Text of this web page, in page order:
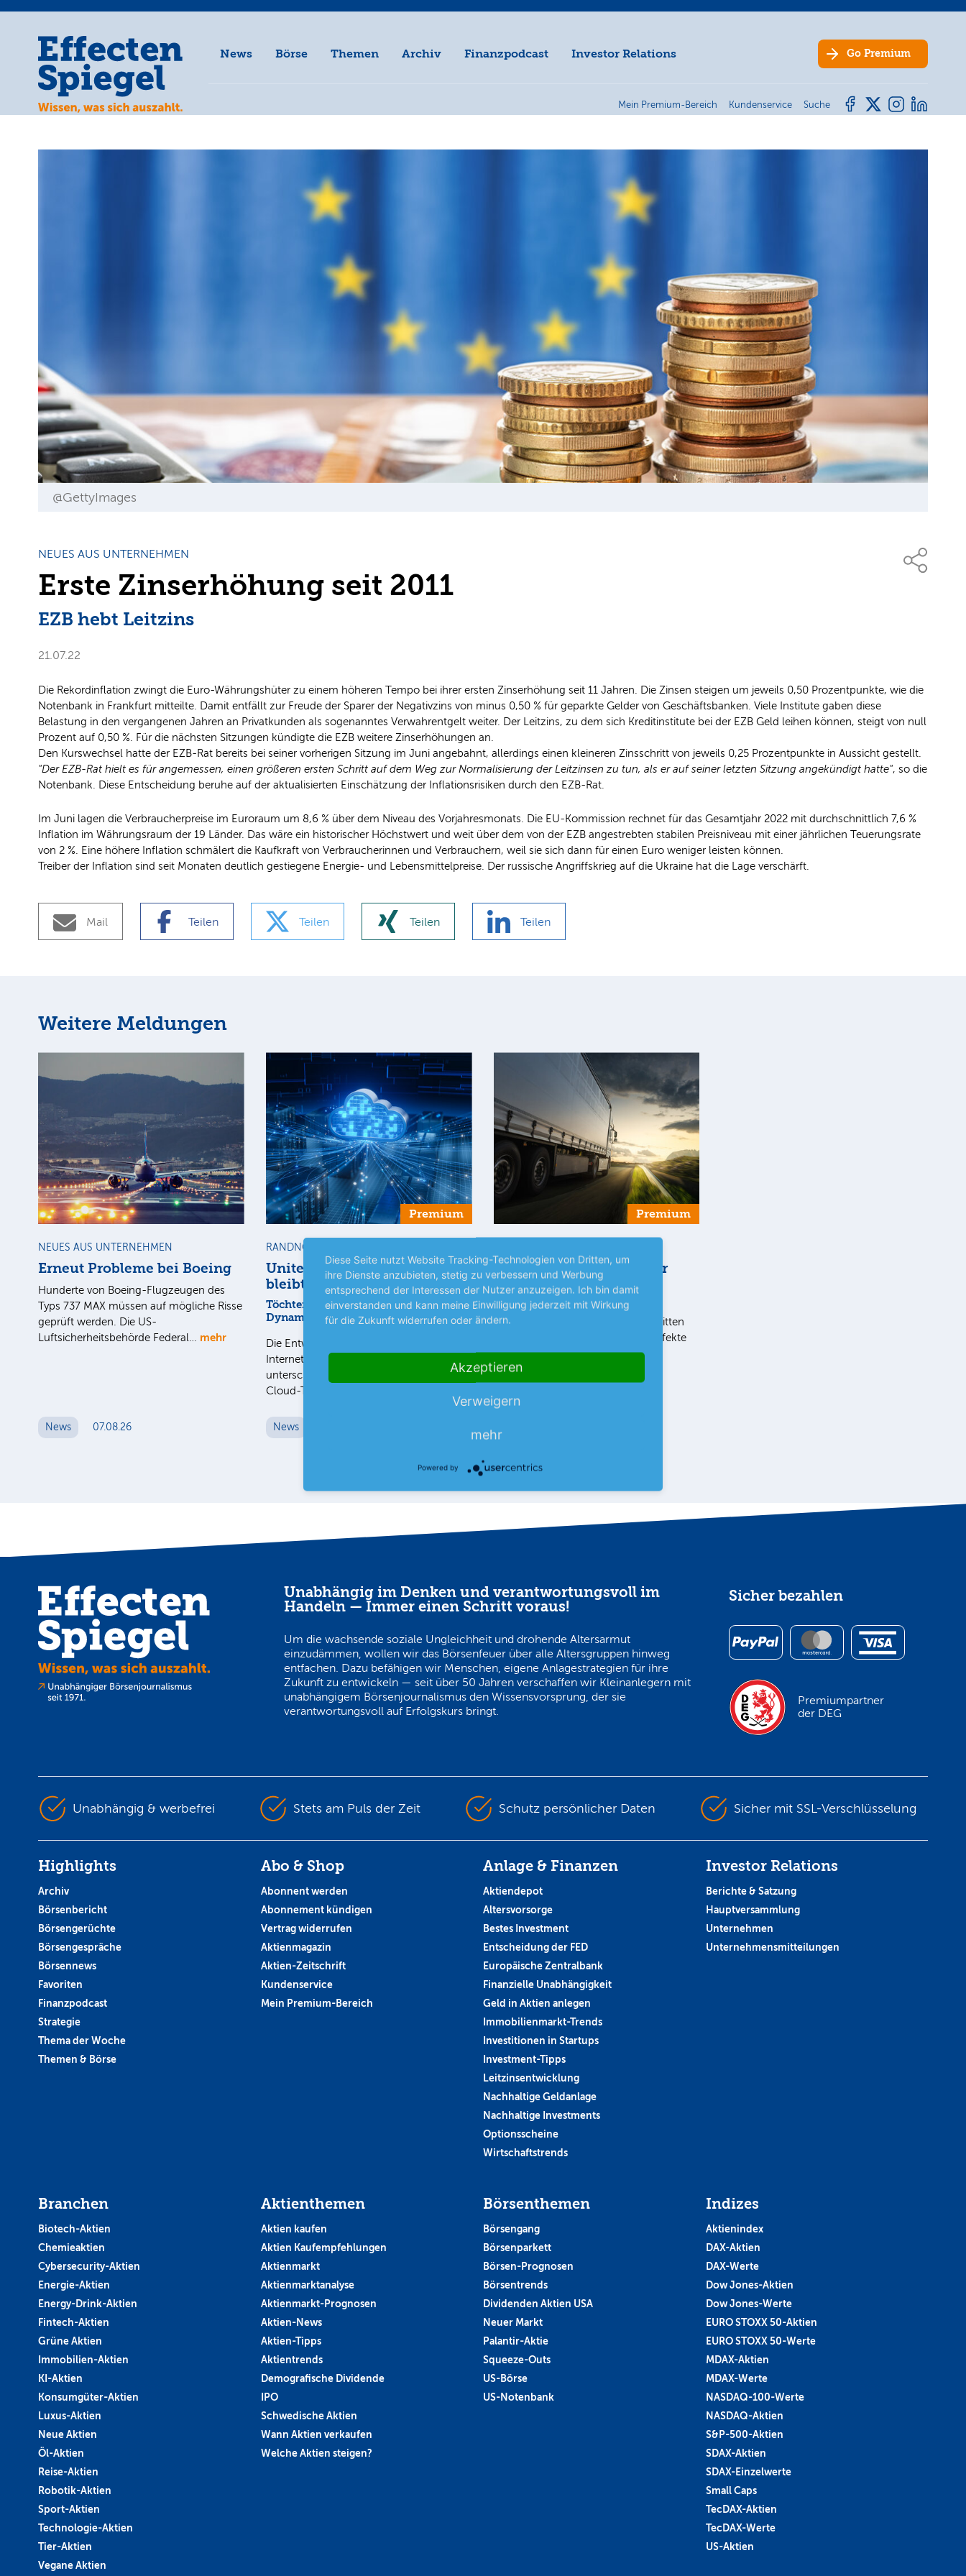
News Börse Themen Archiv Finanzpodcast Investor Relations Go Premium
Mein Premium-Bereich Kundenservice Suche
@GettyImages
NEUES AUS UNTERNEHMEN
Erste Zinserhöhung seit 2011
EZB hebt Leitzins
21.07.22
Die Rekordinflation zwingt die Euro-Währungshüter zu einem höheren Tempo bei ihrer ersten Zinserhöhung seit 11 Jahren. Die Zinsen steigen um jeweils 0,50 Prozentpunkte, wie die
Notenbank in Frankfurt mitteilte. Damit entfällt zur Freude der Sparer der Negativzins von minus 0,50 % für geparkte Gelder von Geschäftsbanken. Viele Institute gaben diese
Belastung in den vergangenen Jahren an Privatkunden als sogenanntes Verwahrentgelt weiter. Der Leitzins, zu dem sich Kreditinstitute bei der EZB Geld leihen können, steigt von null
Prozent auf 0,50 %. Für die nächsten Sitzungen kündigte die EZB weitere Zinserhöhungen an.
Den Kurswechsel hatte der EZB-Rat bereits bei seiner vorherigen Sitzung im Juni angebahnt, allerdings einen kleineren Zinsschritt von jeweils 0,25 Prozentpunkte in Aussicht gestellt.
"Der EZB-Rat hielt es für angemessen, einen größeren ersten Schritt auf dem Weg zur Normalisierung der Leitzinsen zu tun, als er auf seiner letzten Sitzung angekündigt hatte", so die
Notenbank. Diese Entscheidung beruhe auf der aktualisierten Einschätzung der Inflationsrisiken durch den EZB-Rat.
Im Juni lagen die Verbraucherpreise im Euroraum um 8,6 % über dem Niveau des Vorjahresmonats. Die EU-Kommission rechnet für das Gesamtjahr 2022 mit durchschnittlich 7,6 %
Inflation im Währungsraum der 19 Länder. Das wäre ein historischer Höchstwert und weit über dem von der EZB angestrebten stabilen Preisniveau mit einer jährlichen Teuerungsrate
von 2 %. Eine höhere Inflation schmälert die Kaufkraft von Verbraucherinnen und Verbrauchern, weil sie sich dann für einen Euro weniger leisten können.
Treiber der Inflation sind seit Monaten deutlich gestiegene Energie- und Lebensmittelpreise. Der russische Angriffskrieg auf die Ukraine hat die Lage verschärft.
Mail Teilen Teilen Teilen Teilen
Weitere Meldungen
NEUES AUS UNTERNEHMEN
Erneut Probleme bei Boeing
Hunderte von Boeing-Flugzeugen des
Typs 737 MAX müssen auf mögliche Risse
geprüft werden. Die US-
Luftsicherheitsbehörde Federal… mehr
News 07.08.26
Premium
RANDNOTIZEN
United Internet-Familie
bleibt auf Kurs
Töchter mit unterschiedlicher
Dynamik
Die Entwicklung innerhalb der United-
Internet-Familie könnte derzeit kaum
unterschiedlicher ausfallen. Während
Cloud-Tochter IONOS…
News
Premium
SAF-Holland bleibt in der
Spur
Der Nutzfahrzeugzulieferer hat im
1. Halbjahr etwas besser abgeschnitten
als erwartet. Dazu trugen Skaleneffekte
und Sparmaßnahmen…mehr
Unabhängig im Denken und verantwortungsvoll im
Handeln — Immer einen Schritt voraus!
Um die wachsende soziale Ungleichheit und drohende Altersarmut
einzudämmen, wollen wir das Börsenfeuer über alle Altersgruppen hinweg
entfachen. Dazu befähigen wir Menschen, eigene Anlagestrategien für ihre
Zukunft zu entwickeln — seit über 50 Jahren verschaffen wir Kleinanlegern mit
unabhängigem Börsenjournalismus den Wissensvorsprung, der sie
verantwortungsvoll auf Erfolgskurs bringt.
Sicher bezahlen
Premiumpartner
der DEG
Unabhängig & werbefrei Stets am Puls der Zeit Schutz persönlicher Daten Sicher mit SSL-Verschlüsselung
Highlights
Archiv
Börsenbericht
Börsengerüchte
Börsengespräche
Börsennews
Favoriten
Finanzpodcast
Strategie
Thema der Woche
Themen & Börse
Abo & Shop
Abonnent werden
Abonnement kündigen
Vertrag widerrufen
Aktienmagazin
Aktien-Zeitschrift
Kundenservice
Mein Premium-Bereich
Anlage & Finanzen
Aktiendepot
Altersvorsorge
Bestes Investment
Entscheidung der FED
Europäische Zentralbank
Finanzielle Unabhängigkeit
Geld in Aktien anlegen
Immobilienmarkt-Trends
Investitionen in Startups
Investment-Tipps
Leitzinsentwicklung
Nachhaltige Geldanlage
Nachhaltige Investments
Optionsscheine
Wirtschaftstrends
Investor Relations
Berichte & Satzung
Hauptversammlung
Unternehmen
Unternehmensmitteilungen
Branchen
Biotech-Aktien
Chemieaktien
Cybersecurity-Aktien
Energie-Aktien
Energy-Drink-Aktien
Fintech-Aktien
Grüne Aktien
Immobilien-Aktien
KI-Aktien
Konsumgüter-Aktien
Luxus-Aktien
Neue Aktien
Öl-Aktien
Reise-Aktien
Robotik-Aktien
Sport-Aktien
Technologie-Aktien
Tier-Aktien
Vegane Aktien
Aktienthemen
Aktien kaufen
Aktien Kaufempfehlungen
Aktienmarkt
Aktienmarktanalyse
Aktienmarkt-Prognosen
Aktien-News
Aktien-Tipps
Aktientrends
Demografische Dividende
IPO
Schwedische Aktien
Wann Aktien verkaufen
Welche Aktien steigen?
Börsenthemen
Börsengang
Börsenparkett
Börsen-Prognosen
Börsentrends
Dividenden Aktien USA
Neuer Markt
Palantir-Aktie
Squeeze-Outs
US-Börse
US-Notenbank
Indizes
Aktienindex
DAX-Aktien
DAX-Werte
Dow Jones-Aktien
Dow Jones-Werte
EURO STOXX 50-Aktien
EURO STOXX 50-Werte
MDAX-Aktien
MDAX-Werte
NASDAQ-100-Werte
NASDAQ-Aktien
S&P-500-Aktien
SDAX-Aktien
SDAX-Einzelwerte
Small Caps
TecDAX-Aktien
TecDAX-Werte
US-Aktien
Diese Seite nutzt Website Tracking-Technologien von Dritten, um
ihre Dienste anzubieten, stetig zu verbessern und Werbung
entsprechend der Interessen der Nutzer anzuzeigen. Ich bin damit
einverstanden und kann meine Einwilligung jederzeit mit Wirkung
für die Zukunft widerrufen oder ändern.
Akzeptieren
Verweigern
mehr
Powered by